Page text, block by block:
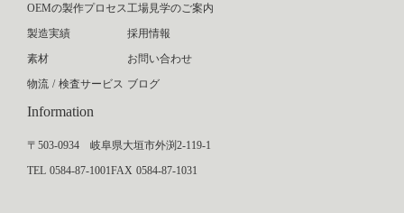
OEMの製作プロセス
製造実績
素材
物流 / 検査サービス
工場見学のご案内
採用情報
お問い合わせ
ブログ
Information
〒503-0934 岐阜県大垣市外渕2-119-1
TEL 0584-87-1001FAX 0584-87-1031